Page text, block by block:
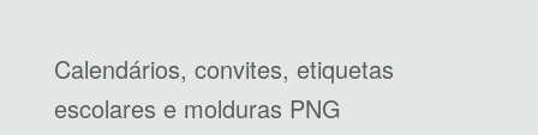
Calendários, convites, etiquetas
escolares e molduras PNG